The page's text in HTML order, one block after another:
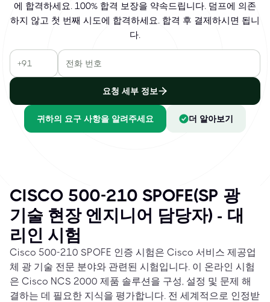
에 합격하세요. 100% 합격 보장을 약속드립니다. 덤프에 의존
하지 않고 첫 번째 시도에 합격하세요. 합격 후 결제하시면 됩니
다.
요청 세부 정보
귀하의 요구 사항을 알려주세요 더 알아보기
CISCO 500-210 SPOFE(SP 광
기술 현장 엔지니어 담당자) - 대
리인 시험
Cisco 500-210 SPOFE 인증 시험은 Cisco 서비스 제공업
체 광 기술 전문 분야와 관련된 시험입니다. 이 온라인 시험
은 Cisco NCS 2000 제품 솔루션을 구성, 설정 및 문제 해
결하는 데 필요한 지식을 평가합니다. 전 세계적으로 인정받